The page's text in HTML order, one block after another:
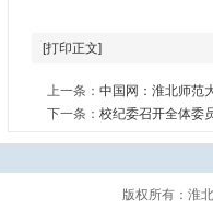
[打印正文]
上一条： 中国网：淮北师范
下一条： 校纪委召开全体委
版权所有：淮